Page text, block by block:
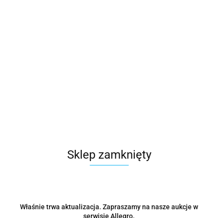
Sklep zamknięty
Właśnie trwa aktualizacja. Zapraszamy na nasze aukcje w
serwisie Allegro.